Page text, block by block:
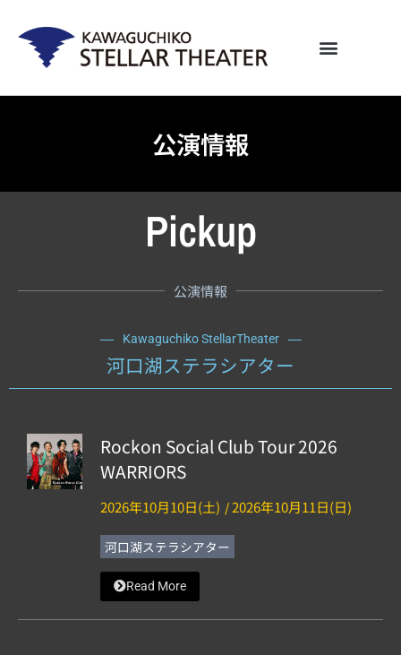
ッ
公演情報
Pickup
公演情報
Kawaguchiko StellarTheater
河口湖ステラシアター
Rockon Social Club Tour 2026
WARRIORS
2026年10月10日(土) /2026年10月11日(日)
河口湖ステラシアター
Read More